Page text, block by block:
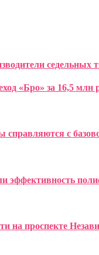
седельных
«Бро» за 16,5 млн
справляются с
эффективность
на проспекте